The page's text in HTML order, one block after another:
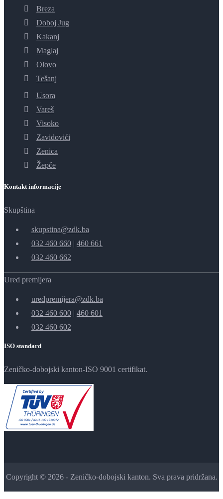
Breza
Doboj Jug
Kakanj
Maglaj
Olovo
Tešanj
Usora
Vareš
Visoko
Zavidovići
Zenica
Žepče
Kontakt informacije
Skupština
skupstina@zdk.ba
032 460 660 | 460 661
032 460 662
Ured premijera
uredpremijera@zdk.ba
032 460 600 | 460 601
032 460 602
ISO standard
Zeničko-dobojski kanton-ISO 9001 certifikat.
Copyright © 2026 - Zeničko-dobojski kanton. Sva prava pridržana.